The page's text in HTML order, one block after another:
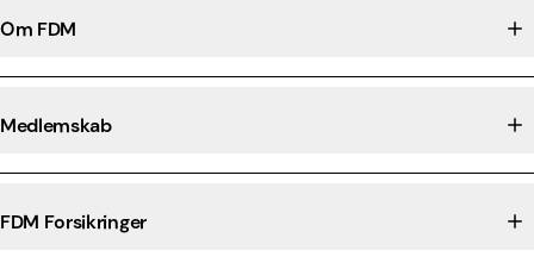
Om FDM
Medlemskab
FDM Forsikringer